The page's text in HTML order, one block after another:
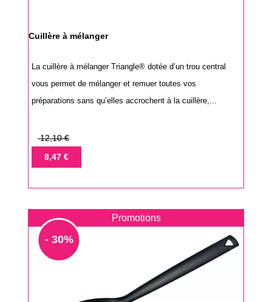
Cuillère à mélanger
La cuillère à mélanger Triangle® dotée d’un trou central
vous permet de mélanger et remuer toutes vos
préparations sans qu’elles accrochent à la cuillère,...
Prix
base
12,10 €
Prix8,47 €
Promotions
- 30%